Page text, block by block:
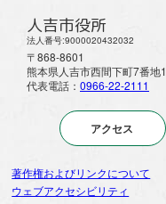
人吉市役所
法人番号:9000020432032
〒868-8601
熊本県人吉市西間下町7番地1
代表電話： 0966-22-2111
アクセス
著作権およびリンクについて
ウェブアクセシビリティ